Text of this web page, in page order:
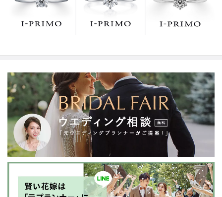
緒に。まずは、アイプリモへ。